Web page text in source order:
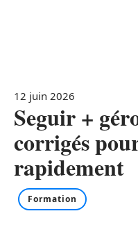
12 juin 2026
Seguir +
corrigés
rapidement
Formation